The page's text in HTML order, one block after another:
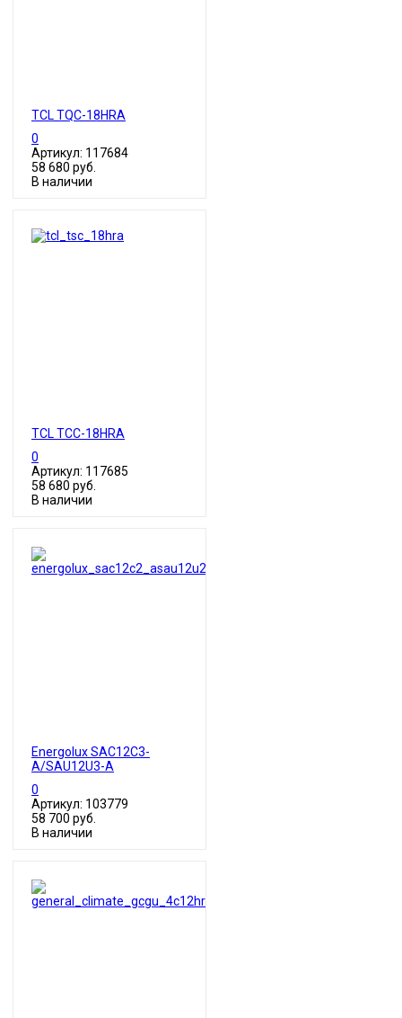
TCL TQC-18HRA
0
Артикул: 117684
58 680 руб.
В наличии
TCL TСC-18HRA
0
Артикул: 117685
58 680 руб.
В наличии
Energolux SAC12С3-
A/SAU12U3-A
0
Артикул: 103779
58 700 руб.
В наличии